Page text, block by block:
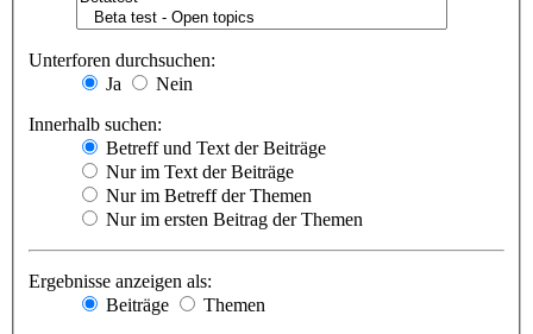
Unterforen durchsuchen:
Ja
Nein
Innerhalb suchen:
Betreff und Text der Beiträge
Nur im Text der Beiträge
Nur im Betreff der Themen
Nur im ersten Beitrag der Themen
Ergebnisse anzeigen als:
Beiträge
Themen